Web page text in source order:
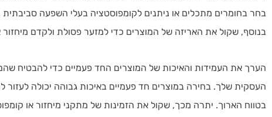
בחר בחומרים מתכלים או ניתנים לקומפוסטציה בעלי השפעה
בנוסף, שקול את האריזה של המוצרים כדי למזער פסולת ולקדם מיחזור
הערך את העמידות והאיכות של המוצרים החד פעמיים כדי להבטיח
העסקית שלך. בחירה במוצרים חד פעמיים באיכות גבוהה יכולה לעזור
בטווח הארוך. יתרה מכך, שקול את הזמינות של מתקני מיחזור או